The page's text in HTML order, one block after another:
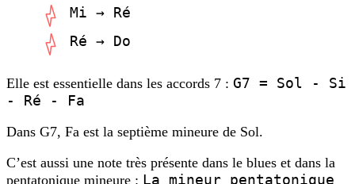
Mi → Ré
Ré → Do
Elle est essentielle dans les accords 7 : G7 = Sol - Si
- Ré - Fa
Dans G7, Fa est la septième mineure de Sol.
C’est aussi une note très présente dans le blues et dans la
pentatonique mineure : La mineur pentatonique